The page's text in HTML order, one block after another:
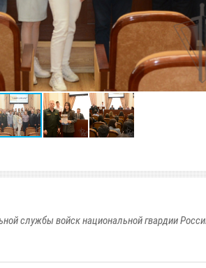
службы войск национальной гвардии